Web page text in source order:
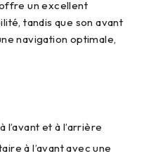
un excellent
tandis que son avant
navigation optimale,
et à l’arrière
à l’avant avec une